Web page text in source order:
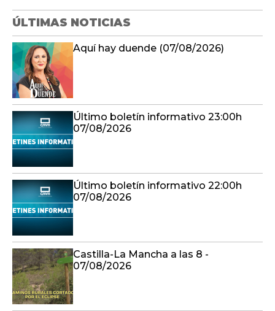
ÚLTIMAS NOTICIAS
Aquí hay duende (07/08/2026)
Último boletín informativo 23:00h
07/08/2026
Último boletín informativo 22:00h
07/08/2026
Castilla-La Mancha a las 8 -
07/08/2026